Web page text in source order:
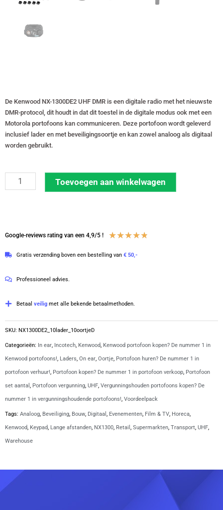
De Kenwood NX-1300DE2 UHF DMR is een digitale radio met het nieuwste
DMR-protocol, dit houdt in dat dit toestel in de digitale modus ook met een
Motorola portofoons kan communiceren. Deze portofoon wordt geleverd
inclusief lader en met beveiligingsoortje en kan zowel analoog als digitaal
worden gebruikt.
van
NX1300DE2
UHF
MHz
laders
vorm
oortjes
Toevoegen aan winkelwagen
Google-reviews rating van een 4,9/5 ! ★★★★★
Gratis verzending boven een bestelling van € 50,-
Professioneel advies.
Betaal veilig met alle bekende betaalmethoden.
SKU: NX1300DE2_10lader_10oortjeD
Categorieën: In ear, Incotech, Kenwood, Kenwood portofoon kopen? De nummer 1 in
Kenwood portofoons!, Laders, On ear, Oortje, Portofoon huren? De nummer 1 in
portofoon verhuur!, Portofoon kopen? De nummer 1 in portofoon verkoop, Portofoon
set aantal , Portofoon vergunning, UHF, Vergunningshouden portofoons kopen? De
nummer 1 in vergunningshoudende portofoons!, Voordeelpack
Tags: Analoog, Beveiliging, Bouw, Digitaal , Evenementen, Film & TV, Horeca,
Kenwood, Keypad, Lange afstanden, NX1300, Retail , Supermarkten, Transport, UHF,
Warehouse